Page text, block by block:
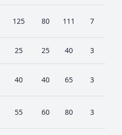
125 80 111 7
25 25 40 3
40 40 65 3
55 60 80 3